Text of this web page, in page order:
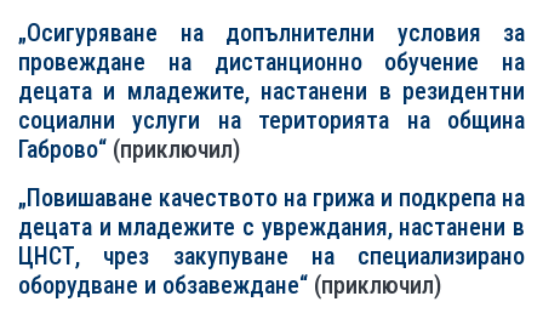
„Осигуряване на допълнителни условия за
провеждане на дистанционно обучение на
децата и младежите, настанени в резидентни
социални услуги на територията на община
Габрово“ (приключил)
„Повишаване качеството на грижа и подкрепа на
децата и младежите с увреждания, настанени в
ЦНСТ, чрез закупуване на специализирано
оборудване и обзавеждане“ (приключил)